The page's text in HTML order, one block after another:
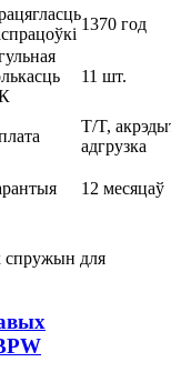
1370 год
11 шт.
T/T,
адгрузка
12 месяцаў